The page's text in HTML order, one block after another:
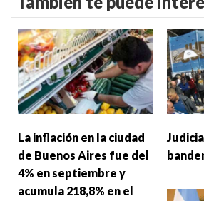
La inflación en la ciudad
de Buenos Aires fue del
4% en septiembre y
acumula 218,8% en el